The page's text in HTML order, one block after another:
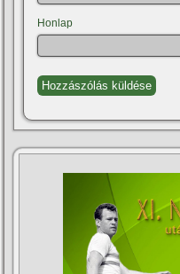
Honlap